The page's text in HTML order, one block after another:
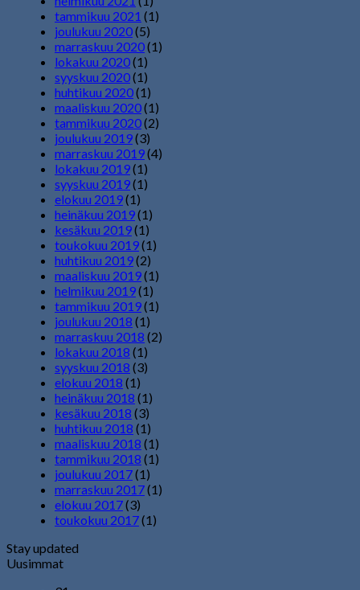
tammikuu 2021 (1)
joulukuu 2020(5)
marraskuu 2020(1)
lokakuu 2020(1)
syyskuu 2020(1)
huhtikuu 2020(1)
maaliskuu 2020(1)
tammikuu 2020(2)
joulukuu 2019(3)
marraskuu 2019(4)
lokakuu 2019(1)
syyskuu 2019(1)
elokuu 2019(1)
heinäkuu 2019(1)
kesäkuu 2019(1)
toukokuu 2019(1)
huhtikuu 2019(2)
maaliskuu 2019(1)
helmikuu 2019(1)
tammikuu 2019(1)
joulukuu 2018 (1)
marraskuu 2018 (2)
lokakuu 2018 (1)
syyskuu 2018 (3)
elokuu 2018 (1)
heinäkuu 2018 (1)
kesäkuu 2018 (3)
huhtikuu 2018 (1)
maaliskuu 2018 (1)
tammikuu 2018 (1)
joulukuu 2017(1)
marraskuu 2017(1)
elokuu 2017(3)
toukokuu 2017(1)
Stay updated
Uusimmat